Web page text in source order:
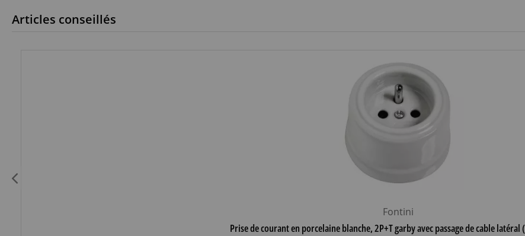
Articles conseillés
Fontini
Prise de courant en porcelaine blanche, 2P+T garby avec passage de cable